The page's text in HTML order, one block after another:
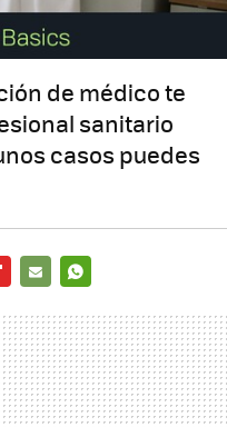
de médico te
sanitario
casos puedes
MAIL